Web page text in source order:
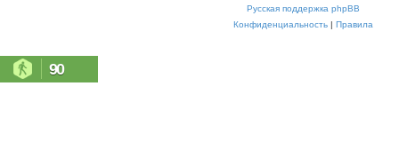
б
Русская поддержка phpBB
Конфиденциальность | Правила
90